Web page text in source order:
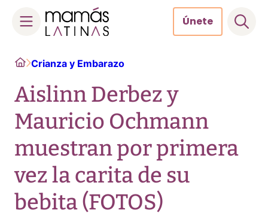
content
Únete
HomeCrianza y Embarazo
Aislinn Derbez y
Mauricio Ochmann
muestran por primera
vez la carita de su
bebita (FOTOS)